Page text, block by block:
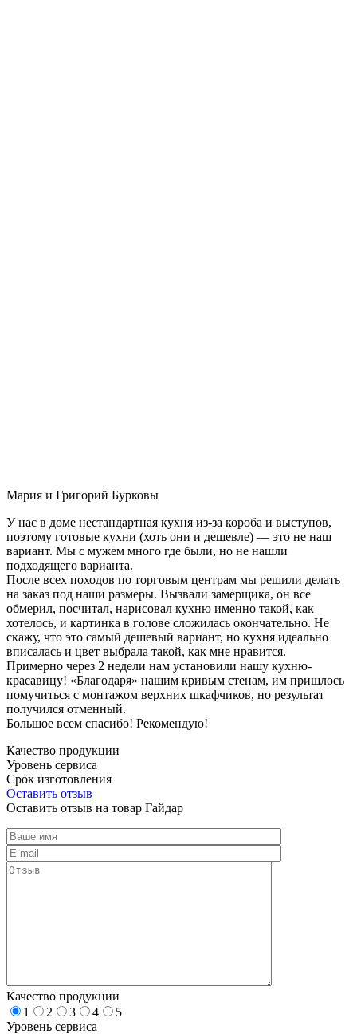
Мария и Григорий Бурковы
У нас в доме нестандартная кухня из-за короба и выступов,
поэтому готовые кухни (хоть они и дешевле) — это не наш
вариант. Мы с мужем много где были, но не нашли
подходящего варианта.
После всех походов по торговым центрам мы решили делать
на заказ под наши размеры. Вызвали замерщика, он все
обмерил, посчитал, нарисовал кухню именно такой, как
хотелось, и картинка в голове сложилась окончательно. Не
скажу, что это самый дешевый вариант, но кухня идеально
вписалась и цвет выбрала такой, как мне нравится.
Примерно через 2 недели нам установили нашу кухню-
красавицу! «Благодаря» нашим кривым стенам, им пришлось
помучиться с монтажом верхних шкафчиков, но результат
получился отменный.
Большое всем спасибо! Рекомендую!
Качество продукции
Уровень сервиса
Срок изготовления
Оставить отзыв
Оставить отзыв на товар Гайдар
Качество продукции
1
2 3 4
5
Уровень сервиса